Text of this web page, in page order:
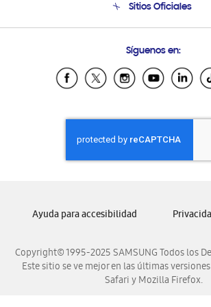
Soporte vía eMail
Sitios Oficiales
Samsung Ecuador
Samsung El Salvador
Samsung Honduras
Samsung Nicaragua
Samsung Panamá
Samsung Venezuela
Síguenos en:
Copyright© 1995-2025 SAMSUNG Todos los
Este sitio se ve mejor en las últimas
Safari y Mozilla Firefox.
Ayuda para accesibilidad